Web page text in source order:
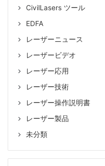
CivilLasers ツール
EDFA
レーザーニュース
レーザービデオ
レーザー応用
レーザー技術
レーザー操作説明書
レーザー製品
未分類